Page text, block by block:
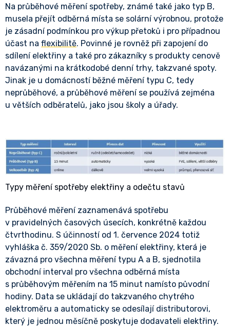
Na průběhové měření spotřeby, známé také jako typ B,
musela přejít odběrná místa se solární výrobnou, protože
je zásadní podmínkou pro výkup přetoků i pro případnou
účast na flexibilitě. Povinné je rovněž při zapojení do
sdílení elektřiny a také pro zákazníky s produkty cenově
navázanými na krátkodobé denní trhy, takzvané spoty.
Jinak je u domácností běžné měření typu C, tedy
neprůběhové, a průběhové měření se používá zejména
u větších odběratelů, jako jsou školy a úřady.
Typy měření spotřeby elektřiny a odečtu stavů
Průběhové měření zaznamenává spotřebu
v pravidelných časových úsecích, konkrétně každou
čtvrthodinu. S účinností od 1. července 2024 totiž
vyhláška č. 359/2020 Sb. o měření elektřiny, která je
závazná pro všechna měření typu A a B, sjednotila
obchodní interval pro všechna odběrná místa
s průběhovým měřením na 15 minut namísto původní
hodiny. Data se ukládají do takzvaného chytrého
elektroměru a automaticky se odesílají distributorovi,
který je jednou měsíčně poskytuje dodavateli elektřiny.